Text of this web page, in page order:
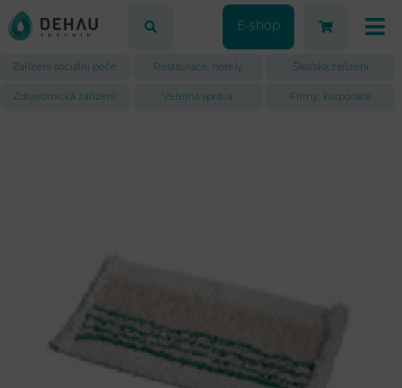
E-shop
Zařízení sociální péče Restaurace, hotely Školská zařízení
Zdravotnická zařízení Veřejná správa Firmy, korporace